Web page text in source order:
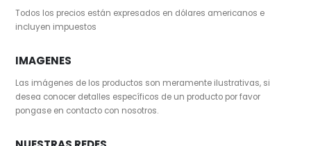
Todos los precios están expresados en dólares americanos e
incluyen impuestos
IMAGENES
Las imágenes de los productos son meramente ilustrativas, si
desea conocer detalles específicos de un producto por favor
pongase en contacto con nosotros.